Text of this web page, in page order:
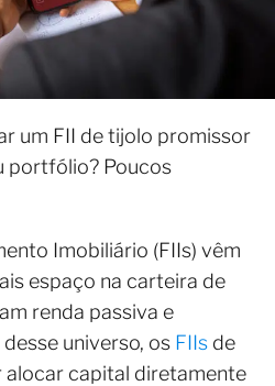
um FII de tijolo promissor
portfólio? Poucos
Imobiliário (FIIs) vêm
espaço na carteira de
renda passiva e
universo, os FIIs de
capital diretamente